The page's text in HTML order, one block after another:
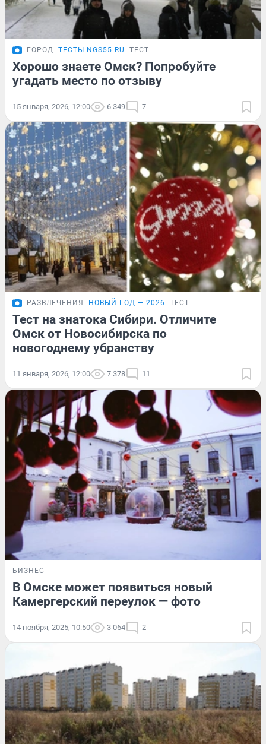
ГОРОД ТЕСТЫ NGS55.RU ТЕСТ
Хорошо знаете Омск? Попробуйте
угадать место по отзыву
15 января, 2026, 12:00 6 349 7
РАЗВЛЕЧЕНИЯ НОВЫЙ ГОД — 2026 ТЕСТ
Тест на знатока Сибири. Отличите
Омск от Новосибирска по
новогоднему убранству
11 января, 2026, 12:00 7 378 11
БИЗНЕС
В Омске может появиться новый
Камергерский переулок — фото
14 ноября, 2025, 10:50 3 064 2